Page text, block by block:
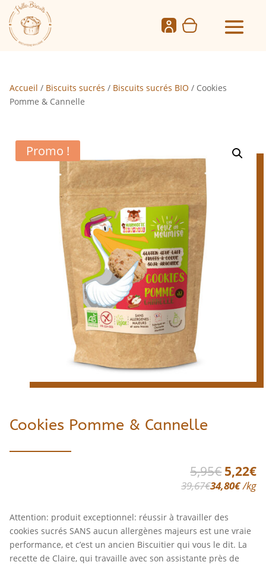
Accueil / Biscuits sucrés / Biscuits sucrés BIO / Cookies
Pomme & Cannelle
Promo !
Cookies Pomme & Cannelle
5,95€ Le
prix
était :
5,95€.
5,22€
39,67€34,80€ /kg
Attention: produit exceptionnel: réussir à travailler des
cookies sucrés SANS aucun allergènes majeurs est une vraie
performance, et c’est un ancien Biscuitier qui vous le dit. La
recette de Claire, qui travaille avec son assistante près de